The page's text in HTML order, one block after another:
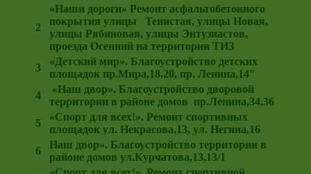
2
«Наши дороги» Ремонт асфальтобетонного
покрытия улицы Тенистая, улицы Новая,
улицы Рябиновая, улицы Энтузиастов,
проезда Осенний на территории ТИЗ
3
«Детский мир». Благоустройство детских
площадок пр.Мира,18,20, пр. Ленина,14″
4
«Наш двор». Благоустройство дворовой
территории в районе домов пр.Ленина,34,36
5
«Спорт для всех!». Ремонт спортивных
площадок ул. Некрасова,13, ул. Негина,16
6
Наш двор». Благоустройство территории в
районе домов ул.Курчатова,13,13/1